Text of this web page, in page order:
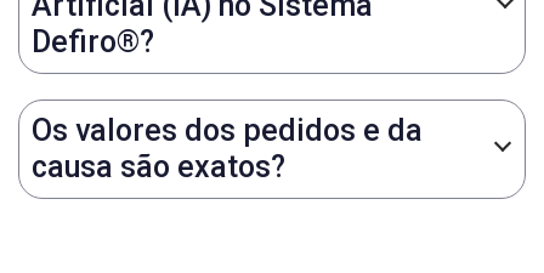
Defiro®?
Os valores dos pedidos e da
causa são exatos?